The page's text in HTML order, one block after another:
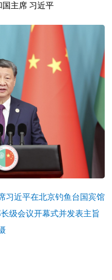
主席 习近平
习近平在北京钓鱼台国宾馆
级会议开幕式并发表主旨